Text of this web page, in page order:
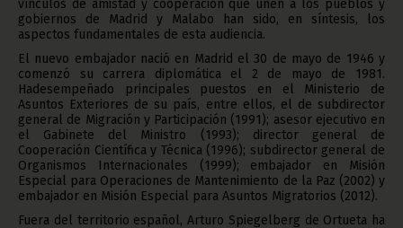
vínculos de amistad y cooperación que unen a los pueblos y
gobiernos de Madrid y Malabo han sido, en síntesis, los
aspectos fundamentales de esta audiencia.
El nuevo embajador nació en Madrid el 30 de mayo de 1946 y
comenzó su carrera diplomática el 2 de mayo de 1981.
Hadesempeñado principales puestos en el Ministerio de
Asuntos Exteriores de su país, entre ellos, el de subdirector
general de Migración y Participación (1991); asesor ejecutivo en
el Gabinete del Ministro (1993); director general de
Cooperación Científica y Técnica (1996); subdirector general de
Organismos Internacionales (1999); embajador en Misión
Especial para Operaciones de Mantenimiento de la Paz (2002) y
embajador en Misión Especial para Asuntos Migratorios (2012).
Fuera del territorio español, Arturo Spiegelberg de Ortueta ha